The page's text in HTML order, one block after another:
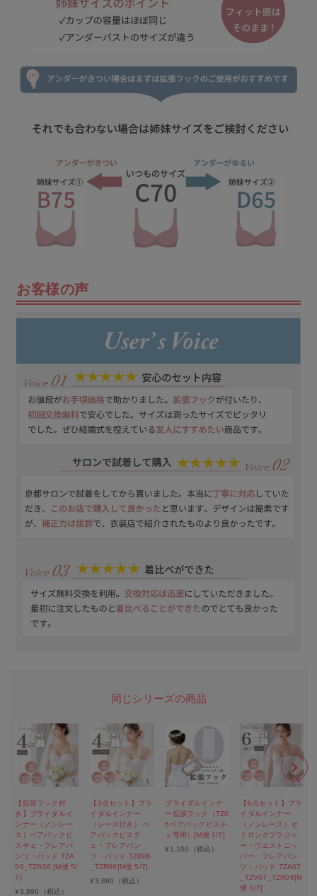
お客様の声
【拡張フック付
き】ブライダルイ
ンナー（ノンレー
ス）ベアバックビ
スチェ・フレアパ
ンツ・パッド TZA
06_TZR06 [M便 5/
7]
¥3,890 （税込）
【3点セット】ブラ
イダルインナー
（レース付き） ベ
アバックビスチ
ェ・フレアパン
ツ・パッド TZB06
_TZR06[M便 5/7]
¥3,890 （税込）
ブライダルインナ
ー拡張フック（TZ0
6ベアバックビスチ
ェ専用）[M便 1/7]
¥ 1,100 （税込）
【6点セット】ブラ
イダルインナー
（ノンレース）セ
ミロングブラジャ
ー・ウエストニッ
パー・フレアパン
ツ・パッド TZA07
_TZV07_TZR06[M
便 6/7]